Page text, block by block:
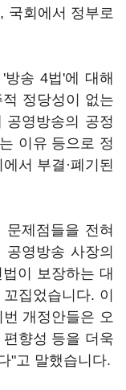
국회에서 정부로
송 4법'에 대해
정당성이 없는
공영방송의 공정
이유 등으로 정
서 부결·폐기된
제점들을 전혀
영방송 사장의
이 보장하는 대
집었습니다. 이
개정안들은 오
향성 등을 더욱
"고 말했습니다.